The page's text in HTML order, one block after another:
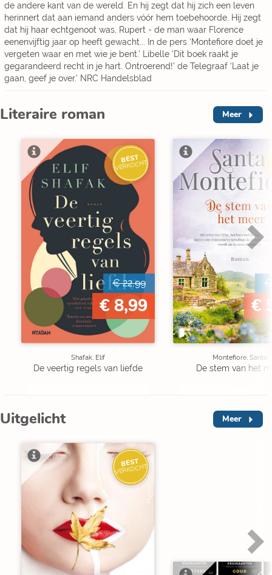
de andere kant van de wereld. En hij zegt dat hij zich een leven
herinnert dat aan iemand anders vóór hem toebehoorde. Hij zegt
dat hij haar echtgenoot was, Rupert - de man waar Florence
eenenvijftig jaar op heeft gewacht... In de pers ‘Montefiore doet je
vergeten waar en met wie je bent.’ Libelle ‘Dit boek raakt je
gegarandeerd recht in je hart. Ontroerend!’ de Telegraaf ‘Laat je
gaan, geef je over.’ NRC Handelsblad
Literaire roman Meer
BEST
VERKOCHT
€ 22,99
€ 8,99
Shafak, Elif
De veertig regels van liefde
€
€
Montefiore, Santa
De stem van het
Uitgelicht Meer
BEST
VERKOCHT